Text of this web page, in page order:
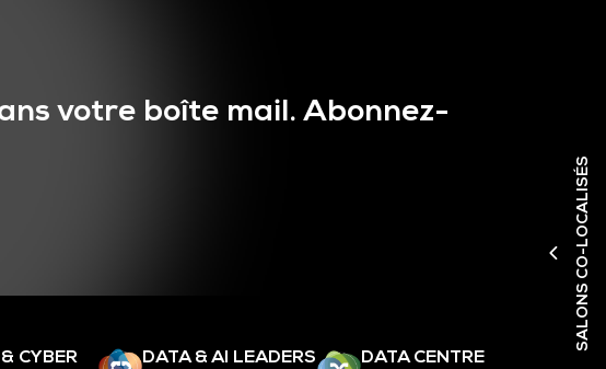
SALONS CO-LOCALISÉS
votre boîte mail. Abonnez-
CYBER
DATA & AI LEADERS
DATA CENTRE